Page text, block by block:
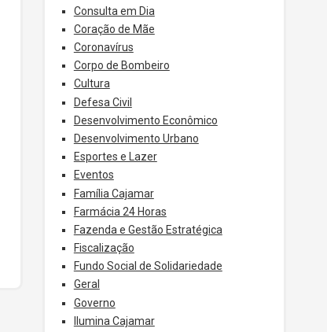
Consulta em Dia
Coração de Mãe
Coronavírus
Corpo de Bombeiro
Cultura
Defesa Civil
Desenvolvimento Econômico
Desenvolvimento Urbano
Esportes e Lazer
Eventos
Família Cajamar
Farmácia 24 Horas
Fazenda e Gestão Estratégica
Fiscalização
Fundo Social de Solidariedade
Geral
Governo
Ilumina Cajamar